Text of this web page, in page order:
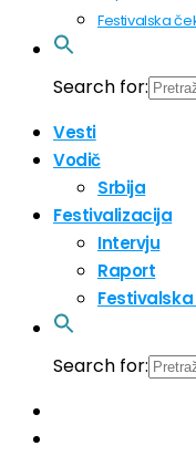
Festivalska
Search for:
Vesti
Vodič
Srbija
Festivalizacija
Intervju
Raport
Search for: